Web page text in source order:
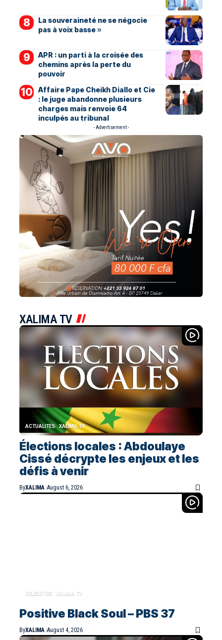
La souveraineté ne se négocie
pas à voix basse »
APR : un parti à la croisée des
chemins après la perte du
pouvoir
Affaire Pape Cheikh Diallo et Cie
: le juge abandonne plusieurs
charges mais renvoie 64
inculpés au tribunal
- Advertisement -
XALIMA TV
ACTUALITES XALIMA TV
Élections locales : Abdoulaye
Cissé décrypte les enjeux et les
défis à venir
ByXALIMA August 6, 2026
CELEBRITES XALIMA TV
Positive Black Soul – PBS 37
ByXALIMA August 4, 2026